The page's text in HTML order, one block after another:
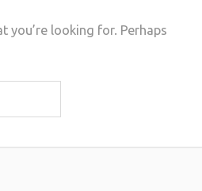
you’re looking for. Perhaps